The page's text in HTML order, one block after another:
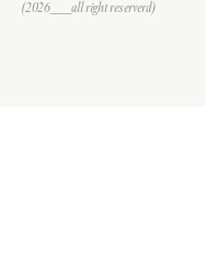
(2026___all right reserverd)